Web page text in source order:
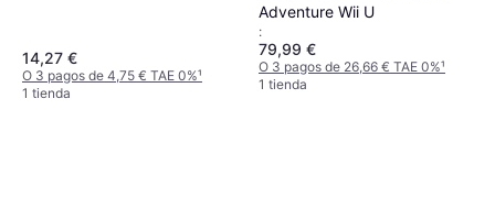
14,27 €
O 3 pagos de 4,75 € TAE 0%¹
1 tienda
Adventure Wii U
:
79,99 €
O 3 pagos de 26,66 € TAE 0%¹
1 tienda